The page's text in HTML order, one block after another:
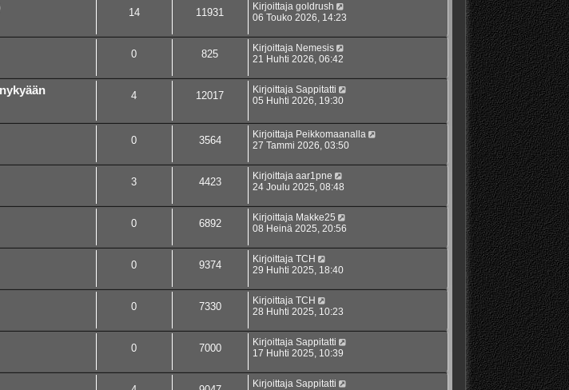
14 11931 Kirjoittaja goldrush
06 Touko 2026, 14:23
0 825 Kirjoittaja Nemesis
21 Huhti 2026, 06:42
4 12017 Kirjoittaja Sappitatti
05 Huhti 2026, 19:30
0 3564 Kirjoittaja Peikkomaanalla
27 Tammi 2026, 03:50
3 4423 Kirjoittaja aar1pne
24 Joulu 2025, 08:48
0 6892 Kirjoittaja Makke25
08 Heinä 2025, 20:56
0 9374 Kirjoittaja TCH
29 Huhti 2025, 18:40
0 7330 Kirjoittaja TCH
28 Huhti 2025, 10:23
0 7000 Kirjoittaja Sappitatti
17 Huhti 2025, 10:39
Kirjoittaja Sappitatti